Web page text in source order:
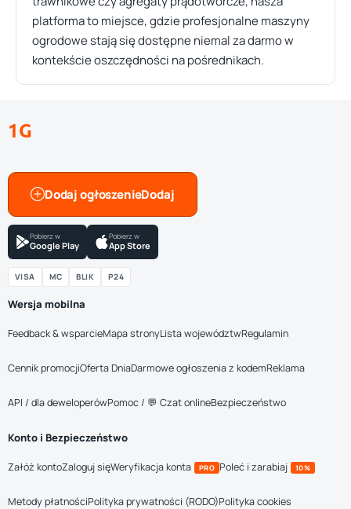
platforma to miejsce, gdzie profesjonalne maszyny
ogrodowe stają się dostępne niemal za darmo w
kontekście oszczędności na pośrednikach.
1G
Dodaj ogłoszenie
Pobierz w
Google Play
Pobierz w
App Store
VISA MC BLIK P24
Wersja mobilna
Feedback & wsparcieMapa stronyLista województwRegulamin
Cennik promocjiOferta DniaDarmowe ogłoszenia z kodemReklama
API / dla deweloperówPomoc / 💬 Czat onlineBezpieczeństwo
Konto i Bezpieczeństwo
Załóż kontoZaloguj sięWeryfikacja konta PRO Poleć i zarabiaj 10%
Metody płatnościPolityka prywatności (RODO)Polityka cookies